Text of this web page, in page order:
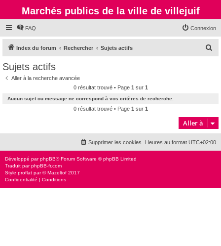
Marchés publics de la ville de villejuif
FAQ Connexion
Index du forum Rechercher Sujets actifs
c
h
e
Sujets actifs
Aller à la recherche avancée
0 résultat trouvé • Page 1 sur 1
Aucun sujet ou message ne correspond à vos critères de recherche.
0 résultat trouvé • Page 1 sur 1
Aller à
Heures au format UTC+02:00
Supprimer les cookies
Développé parphpBB® Forum Software © phpBB Limited
Traduit parphpBB-fr.com
Style proflat par ©Mazeltof 2017
Confidentialité | Conditions